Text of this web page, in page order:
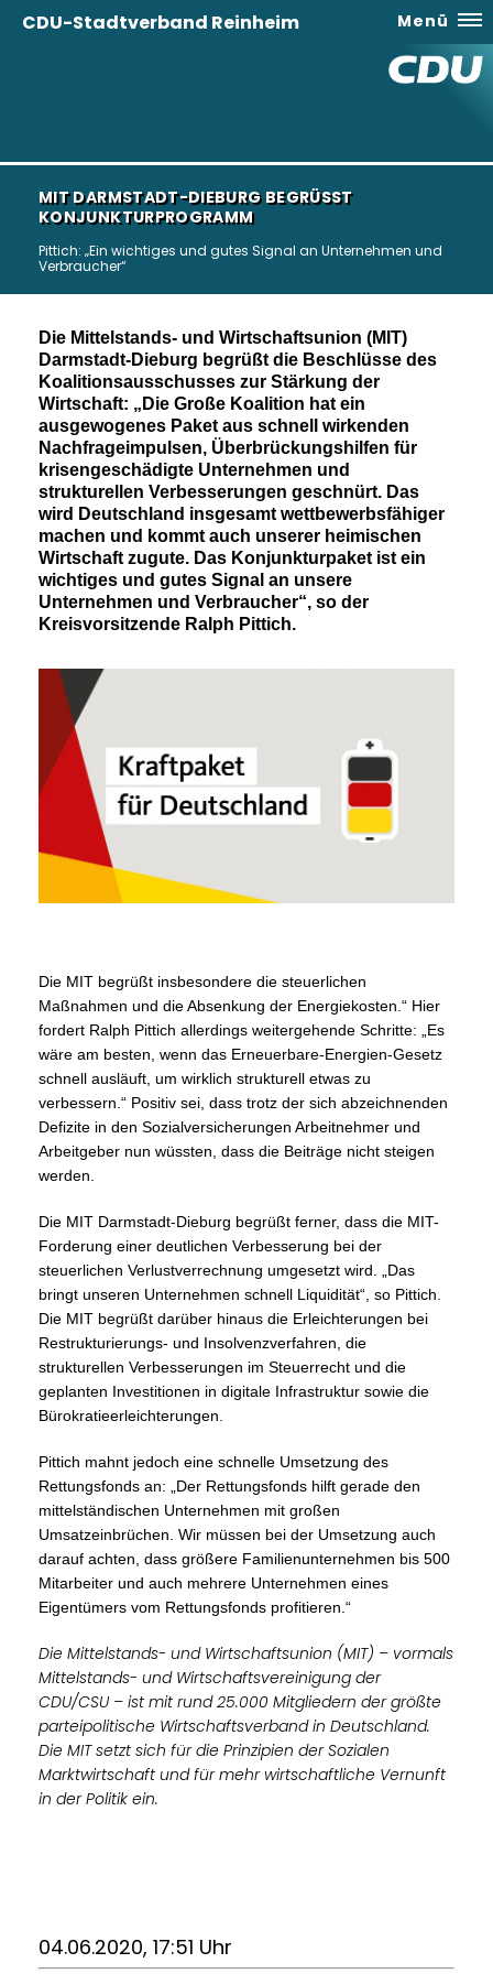
CDU-Stadtverband Reinheim Menü
MIT DARMSTADT-DIEBURG BEGRÜSST K
ONJUNKTURPROGRAMM
Pittich: „Ein wichtiges und gutes Signal an Unternehmen und
Verbraucher“
Die Mittelstands- und Wirtschaftsunion (MIT)
Darmstadt-Dieburg begrüßt die Beschlüsse des
Koalitionsausschusses zur Stärkung der
Wirtschaft: „Die Große Koalition hat ein
ausgewogenes Paket aus schnell wirkenden
Nachfrageimpulsen, Überbrückungshilfen für
krisengeschädigte Unternehmen und
strukturellen Verbesserungen geschnürt. Das
wird Deutschland insgesamt wettbewerbsfähiger
machen und kommt auch unserer heimischen
Wirtschaft zugute. Das Konjunkturpaket ist ein
wichtiges und gutes Signal an unsere
Unternehmen und Verbraucher“, so der
Kreisvorsitzende Ralph Pittich.
Die MIT begrüßt insbesondere die steuerlichen
Maßnahmen und die Absenkung der Energiekosten.“ Hier
fordert Ralph Pittich allerdings weitergehende Schritte: „Es
wäre am besten, wenn das Erneuerbare-Energien-Gesetz
schnell ausläuft, um wirklich strukturell etwas zu
verbessern.“ Positiv sei, dass trotz der sich abzeichnenden
Defizite in den Sozialversicherungen Arbeitnehmer und
Arbeitgeber nun wüssten, dass die Beiträge nicht steigen
werden.
Die MIT Darmstadt-Dieburg begrüßt ferner, dass die MIT-
Forderung einer deutlichen Verbesserung bei der
steuerlichen Verlustverrechnung umgesetzt wird. „Das
bringt unseren Unternehmen schnell Liquidität“, so Pittich.
Die MIT begrüßt darüber hinaus die Erleichterungen bei
Restrukturierungs- und Insolvenzverfahren, die
strukturellen Verbesserungen im Steuerrecht und die
geplanten Investitionen in digitale Infrastruktur sowie die
Bürokratieerleichterungen.
Pittich mahnt jedoch eine schnelle Umsetzung des
Rettungsfonds an: „Der Rettungsfonds hilft gerade den
mittelständischen Unternehmen mit großen
Umsatzeinbrüchen. Wir müssen bei der Umsetzung auch
darauf achten, dass größere Familienunternehmen bis 500
Mitarbeiter und auch mehrere Unternehmen eines
Eigentümers vom Rettungsfonds profitieren.“
Die Mittelstands- und Wirtschaftsunion (MIT) – vormals
Mittelstands- und Wirtschaftsvereinigung der
CDU/CSU – ist mit rund 25.000 Mitgliedern der größte
parteipolitische Wirtschaftsverband in Deutschland.
Die MIT setzt sich für die Prinzipien der Sozialen
Marktwirtschaft und für mehr wirtschaftliche Vernunft
in der Politik ein.
04.06.2020, 17:51 Uhr